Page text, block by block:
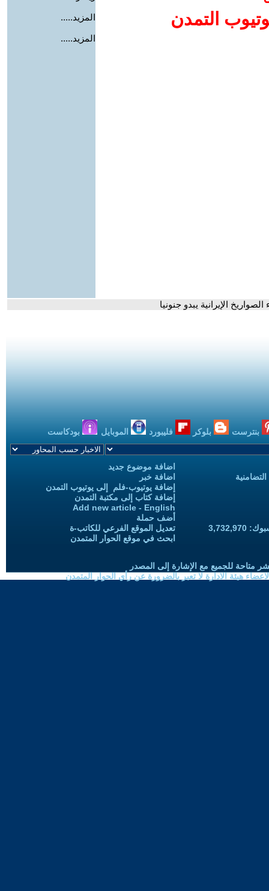
التمدن
المزيد.....
المزيد.....
الإيرانية يبدو جنونيا
بنترست بلوكر فليبورد الموبايل بودكاست
اضافة موضوع جديد
اضافة خبر
إضافة يوتيوب-فلم إلى يوتيوب التمدن
إضافة كتاب إلى مكتبة التمدن
Add new article - English
أضف حملة
تعديل الموقع الفرعي للكاتب-ة
ابحث في موقع الحوار المتمدن
متاحة للجميع مع الإشارة إلى المصدر
هيئة الادارة لا تعبر بالضرورة عن رأي الحوار المتمدن